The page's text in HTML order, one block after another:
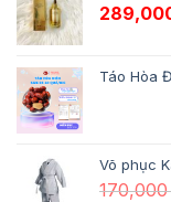
Táo Hòa
Võ phục